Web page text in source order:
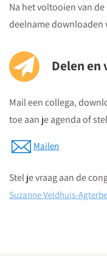
Na het voltooien van
deelname downloaden
Delen en
Mail een collega,
toe aan je agenda of
Mailen
Stel je vraag aan de
Suzanne Veldhuis-